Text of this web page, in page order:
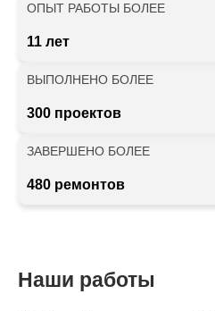
ОПЫТ РАБОТЫ БОЛЕЕ
11 лет
ВЫПОЛНЕНО БОЛЕЕ
300 проектов
ЗАВЕРШЕНО БОЛЕЕ
480 ремонтов
Наши работы